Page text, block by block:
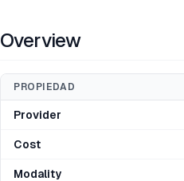
Overview
PROPIEDAD
Provider
Cost
Modality